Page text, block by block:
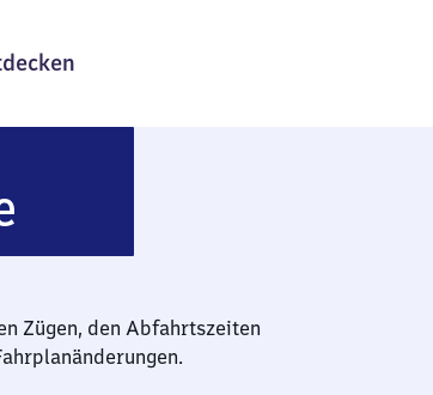
Zügen, den Abfahrtszeiten